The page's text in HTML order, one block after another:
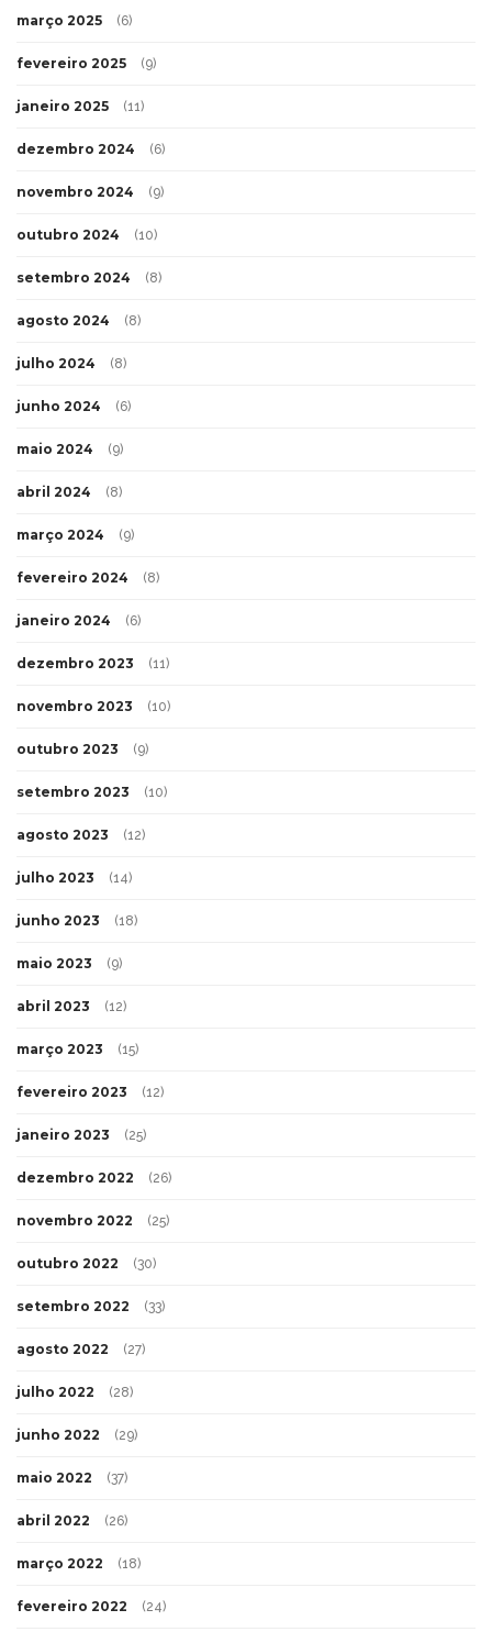
março 2025 (6)
fevereiro 2025 (9)
janeiro 2025 (11)
dezembro 2024 (6)
novembro 2024 (9)
outubro 2024 (10)
setembro 2024 (8)
agosto 2024 (8)
julho 2024 (8)
junho 2024 (6)
maio 2024 (9)
abril 2024 (8)
março 2024 (9)
fevereiro 2024 (8)
janeiro 2024 (6)
dezembro 2023 (11)
novembro 2023 (10)
outubro 2023 (9)
setembro 2023 (10)
agosto 2023 (12)
julho 2023 (14)
junho 2023 (18)
maio 2023 (9)
abril 2023 (12)
março 2023 (15)
fevereiro 2023 (12)
janeiro 2023 (25)
dezembro 2022 (26)
novembro 2022 (25)
outubro 2022 (30)
setembro 2022 (33)
agosto 2022 (27)
julho 2022 (28)
junho 2022 (29)
maio 2022 (37)
abril 2022 (26)
março 2022 (18)
fevereiro 2022 (24)